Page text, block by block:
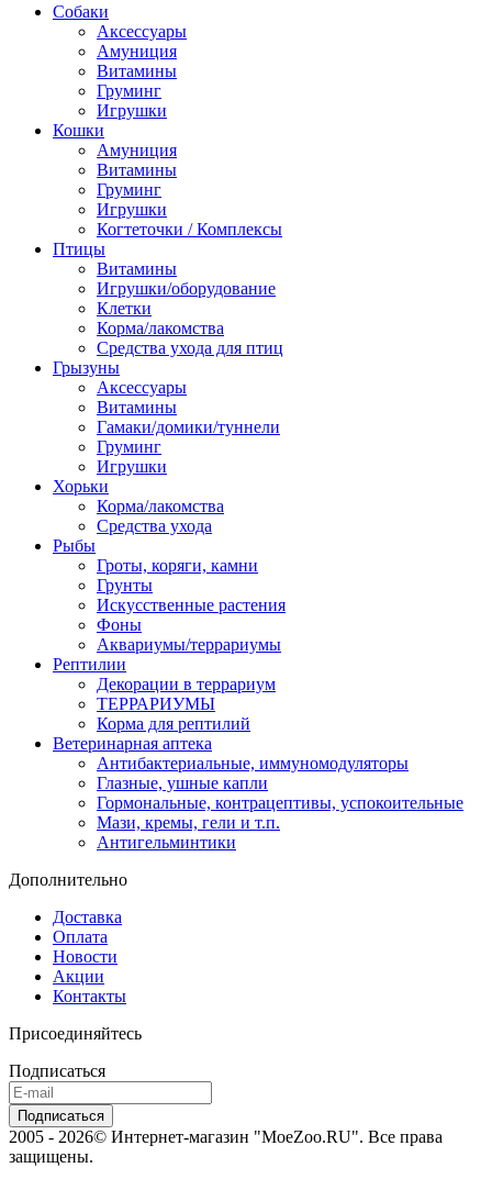
Собаки
Аксессуары
Амуниция
Витамины
Груминг
Игрушки
Кошки
Амуниция
Витамины
Груминг
Игрушки
Когтеточки / Комплексы
Птицы
Витамины
Игрушки/оборудование
Клетки
Корма/лакомства
Средства ухода для птиц
Грызуны
Аксессуары
Витамины
Гамаки/домики/туннели
Груминг
Игрушки
Хорьки
Корма/лакомства
Средства ухода
Рыбы
Гроты, коряги, камни
Грунты
Искусственные растения
Фоны
Аквариумы/террариумы
Рептилии
Декорации в террариум
ТЕРРАРИУМЫ
Корма для рептилий
Ветеринарная аптека
Антибактериальные, иммуномодуляторы
Глазные, ушные капли
Гормональные, контрацептивы, успокоительные
Мази, кремы, гели и т.п.
Антигельминтики
Дополнительно
Доставка
Оплата
Новости
Акции
Контакты
Присоединяйтесь
Подписаться
2005 - 2026© Интернет-магазин "MoeZoo.RU". Все права
защищены.